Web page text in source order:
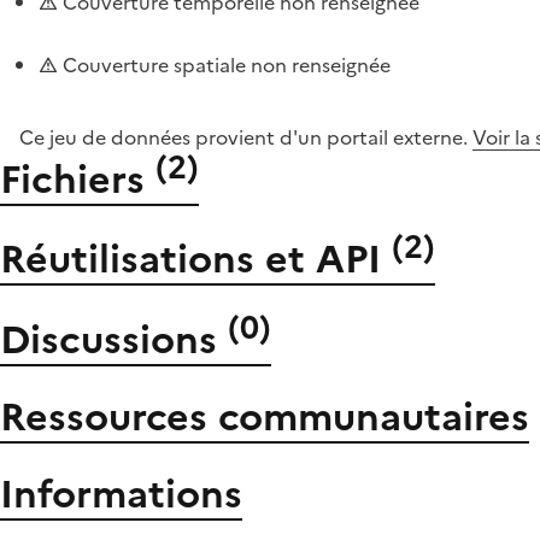
Couverture spatiale non renseignée
Ce jeu de données provient d'un portail externe. Voir la
Fichiers (2)
Réutilisations et API (2)
Discussions (0)
Ressources communautaires
Informations